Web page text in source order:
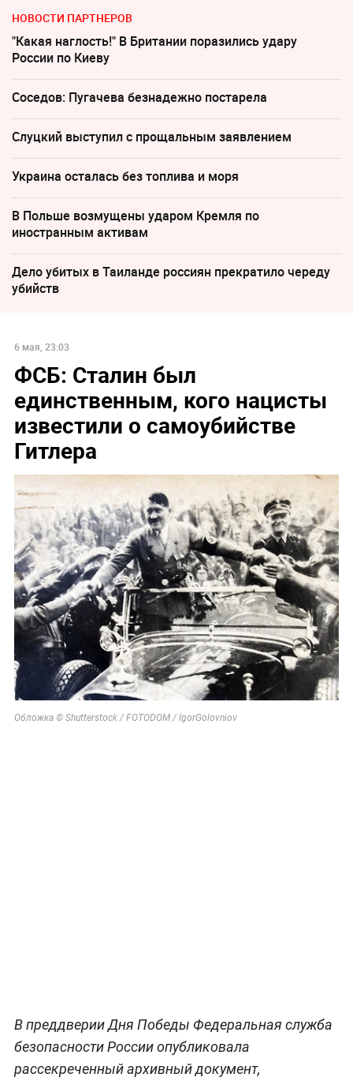
НОВОСТИ ПАРТНЕРОВ
"Какая наглость!" В Британии поразились удару
России по Киеву
Соседов: Пугачева безнадежно постарела
Слуцкий выступил с прощальным заявлением
Украина осталась без топлива и моря
В Польше возмущены ударом Кремля по
иностранным активам
Дело убитых в Таиланде россиян прекратило череду
убийств
6 мая, 23:03
ФСБ: Сталин был
единственным, кого нацисты
известили о самоубийстве
Гитлера
Обложка © Shutterstock / FOTODOM / IgorGolovniov
В преддверии Дня Победы Федеральная служба
безопасности России опубликовала
рассекреченный архивный документ,